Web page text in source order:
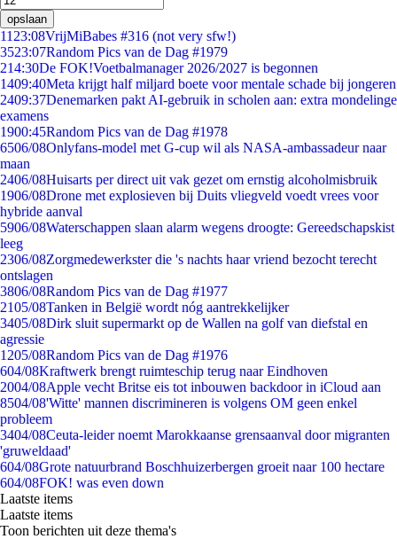
opslaan
11 23:08VrijMiBabes #316 (not very sfw!)
3523:07Random Pics van de Dag #1979
214:30De FOK!Voetbalmanager 2026/2027 is begonnen
1409:40Meta krijgt half miljard boete voor mentale schade bij jongeren
2409:37Denemarken pakt AI-gebruik in scholen aan: extra mondelinge
examens
1900:45Random Pics van de Dag #1978
6506/08Onlyfans-model met G-cup wil als NASA-ambassadeur naar
maan
2406/08Huisarts per direct uit vak gezet om ernstig alcoholmisbruik
1906/08Drone met explosieven bij Duits vliegveld voedt vrees voor
hybride aanval
5906/08Waterschappen slaan alarm wegens droogte: Gereedschapskist
leeg
2306/08Zorgmedewerkster die 's nachts haar vriend bezocht terecht
ontslagen
3806/08Random Pics van de Dag #1977
2105/08Tanken in België wordt nóg aantrekkelijker
3405/08Dirk sluit supermarkt op de Wallen na golf van diefstal en
agressie
1205/08Random Pics van de Dag #1976
604/08Kraftwerk brengt ruimteschip terug naar Eindhoven
2004/08Apple vecht Britse eis tot inbouwen backdoor in iCloud aan
8504/08'Witte' mannen discrimineren is volgens OM geen enkel
probleem
3404/08Ceuta-leider noemt Marokkaanse grensaanval door migranten
'gruweldaad'
604/08Grote natuurbrand Boschhuizerbergen groeit naar 100 hectare
604/08FOK! was even down
Laatste items
Laatste items
Toon berichten uit deze thema's